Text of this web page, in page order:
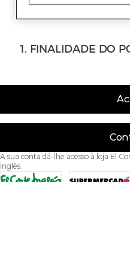
A sua conta dá-lhe acesso à loja El
Inglés.